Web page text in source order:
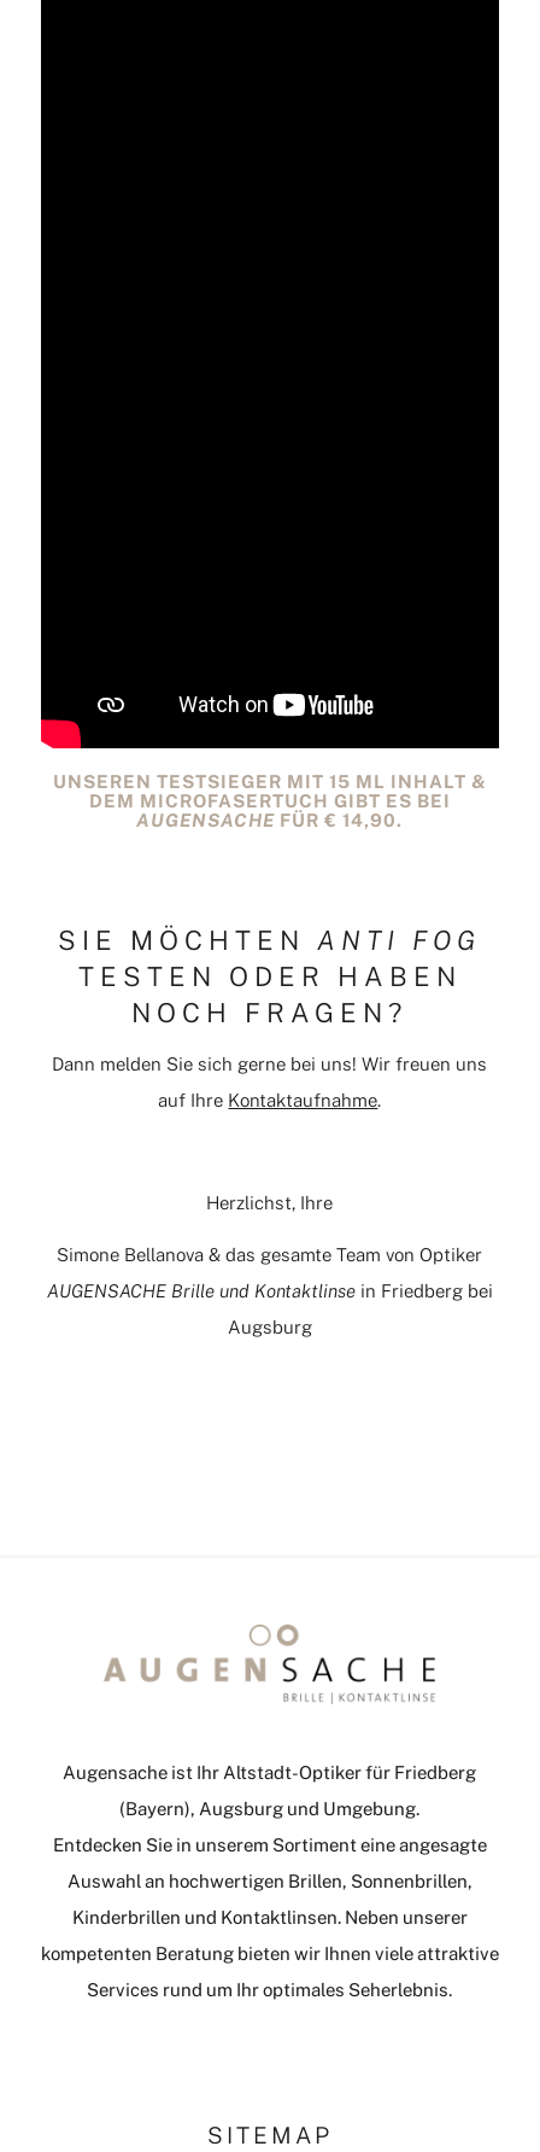
UNSEREN TESTSIEGER MIT 15 ML INHALT &
DEM MICROFASERTUCH GIBT ES BEI
AUGENSACHE FÜR € 14,90.
SIE MÖCHTEN ANTI FOG
TESTEN ODER HABEN
NOCH FRAGEN?
Dann melden Sie sich gerne bei uns! Wir freuen uns
auf Ihre Kontaktaufnahme.
Herzlichst, Ihre
Simone Bellanova & das gesamte Team von Optiker
AUGENSACHE Brille und Kontaktlinsein Friedberg bei
Augsburg
Augensache ist Ihr Altstadt-Optiker für Friedberg
(Bayern), Augsburg und Umgebung.
Entdecken Sie in unserem Sortiment eine angesagte
Auswahl an hochwertigen Brillen, Sonnenbrillen,
Kinderbrillen und Kontaktlinsen. Neben unserer
kompetenten Beratung bieten wir Ihnen viele attraktive
Services rund um Ihr optimales Seherlebnis.
SITEMAP